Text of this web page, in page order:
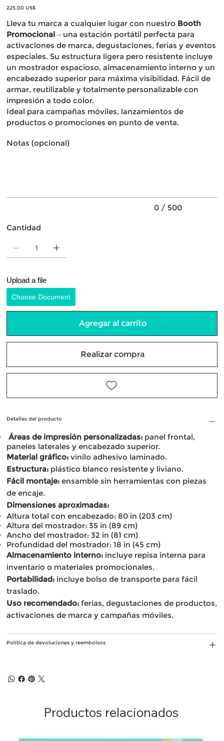
Precio
225,00 US$
Lleva tu marca a cualquier lugar con nuestro Booth
Promocional – una estación portátil perfecta para
activaciones de marca, degustaciones, ferias y eventos
especiales. Su estructura ligera pero resistente incluye
un mostrador espacioso, almacenamiento interno y un
encabezado superior para máxima visibilidad. Fácil de
armar, reutilizable y totalmente personalizable con
impresión a todo color.
Ideal para campañas móviles, lanzamientos de
productos o promociones en punto de venta.
Notas (opcional)
0 / 500
Cantidad
Upload a file
Choose Document
Agregar al carrito
Realizar compra
Detalles del producto
Áreas de impresión personalizadas: panel frontal,
paneles laterales y encabezado superior.
Material gráfico: vinilo adhesivo laminado.
Estructura: plástico blanco resistente y liviano.
Fácil montaje: ensamble sin herramientas con piezas
de encaje.
Dimensiones aproximadas:
Altura total con encabezado: 80 in (203 cm)
Altura del mostrador: 35 in (89 cm)
Ancho del mostrador: 32 in (81 cm)
Profundidad del mostrador: 18 in (45 cm)
Almacenamiento interno: incluye repisa interna para
inventario o materiales promocionales.
Portabilidad: incluye bolso de transporte para fácil
traslado.
Uso recomendado: ferias, degustaciones de productos,
activaciones de marca y campañas móviles.
Política de devoluciones y reembolsos
Productos relacionados